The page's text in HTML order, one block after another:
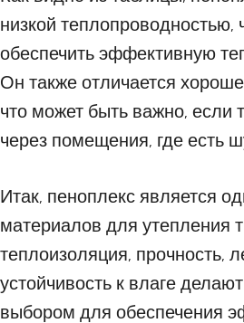
низкой теплопроводностью,
обеспечить эффективную
Он также отличается
что может быть важно, если
через помещения, где есть
Итак, пеноплекс является
материалов для утепления
теплоизоляция, прочность,
устойчивость к влаге
выбором для обеспечения